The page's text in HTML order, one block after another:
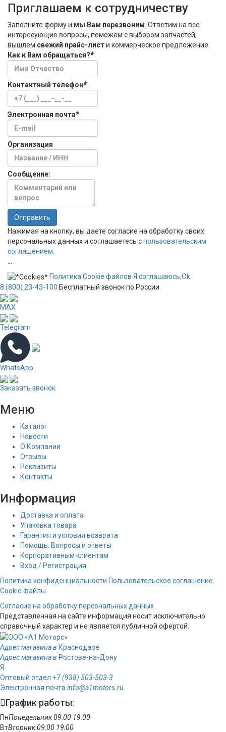
Приглашаем к сотрудничеству
Заполните форму и мы Вам перезвоним . Ответим на все
интересующие вопросы, поможем с выбором запчастей,
вышлем свежий прайс-листи коммерческое предложение.
Как к Вам обращаться?*
Контактный телефон*
Электронная почта*
Организация
Сообщение:
Отправить
Нажимая на кнопку, вы даете согласие на обработку своих
персональных данных и соглашаетесь спользовательским
соглашением
Политика Сookie файлов Я соглашаюсь,Ok
8 (800) 23-43-100 Бесплатный звонок по России
MAX
Telegram
WhatsApp
Заказать звонок
Меню
Каталог
Новости
О Компании
Отзывы
Реквизиты
Контакты
Информация
Доставка и оплата
Упаковка товара
Гарантия и условия возврата
Помощь. Вопросы и ответы
Корпоративным клиентам
Вход / Регистрация
Политика конфиденциальности Пользовательское соглашение
Cookie файлы
Согласие на обработку персональных данных
Представленная на сайте информация носит исключительно
справочный характер и не является публичной офертой.
Адрес магазина в Краснодаре
Адрес магазина в Ростове-на-Дону
Я
Оптовый отдел +7 (938) 503-503-3
Электронная почта info@a1motors.ru
График работы:
ПнПонедельник09:00 19:00
ВтВторник09:00 19:00